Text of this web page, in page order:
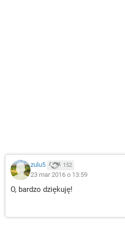
zulu5 152
23 mar 2016 o 13:59
O, bardzo dziękuję!